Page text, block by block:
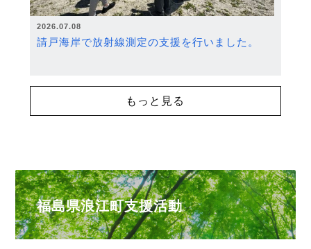
2026.07.08
請戸海岸で放射線測定の支援を行いました。
もっと見る
福島県浪江町支援活動